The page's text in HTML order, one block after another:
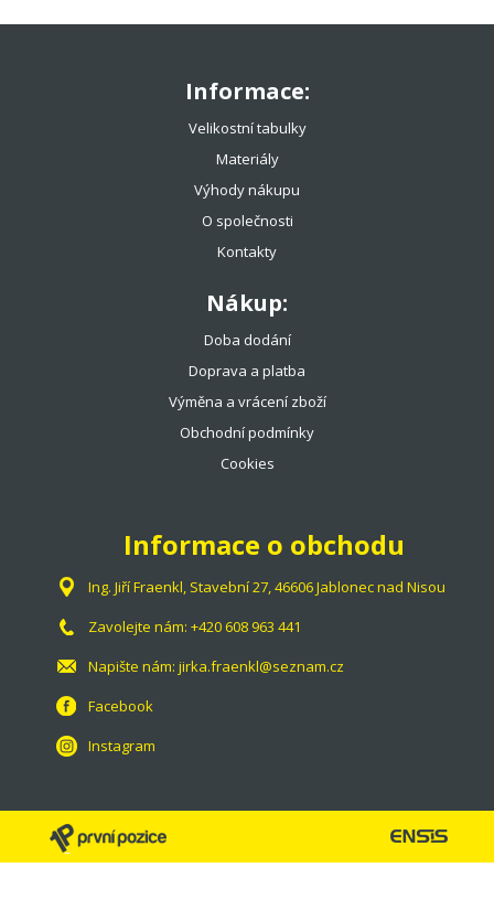
Informace:
Velikostní tabulky
Materiály
Výhody nákupu
O společnosti
Kontakty
Nákup:
Doba dodání
Doprava a platba
Výměna a vrácení zboží
Obchodní podmínky
Cookies
Informace o obchodu
Ing. Jiří Fraenkl, Stavební 27, 46606 Jablonec nad Nisou
Zavolejte nám: +420 608 963 441
Napište nám: jirka.fraenkl@seznam.cz
Facebook
Instagram